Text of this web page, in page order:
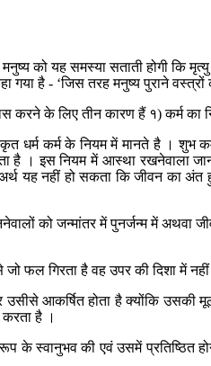
को यह समस्या सताती होगी कि
गया है - ‘जिस तरह मनुष्य पुराने
करने के लिए तीन कारण हैं १) कर्म का
धर्म कर्म के नियम में मानते है । शुभ
है । इस नियम में आस्था रखनेवाला
अर्थ यह नहीं हो सकता कि जीवन का
को जन्मांतर में पुनर्जन्म में अथवा
फल गिरता है वह उपर की दिशा में
आकर्षित होता है क्योंकि उसकी
करता है ।
के स्वानुभव की एवं उसमें प्रतिष्ठित